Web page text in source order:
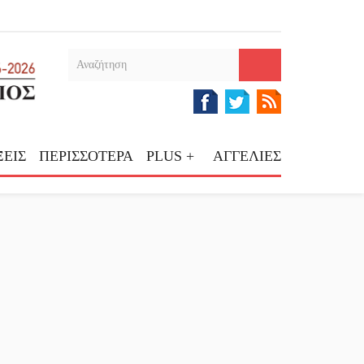
ΠΕΡΙΣΣΟΤΕΡΑ PLUS + ΑΓΓΕΛΙΕΣ